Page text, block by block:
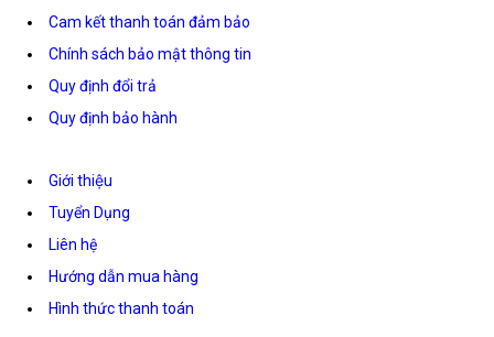
Cam kết thanh toán đảm bảo
Chính sách bảo mật thông tin
Quy định đổi trả
Quy định bảo hành
Giới thiệu
Tuyển Dụng
Liên hệ
Hướng dẫn mua hàng
Hình thức thanh toán